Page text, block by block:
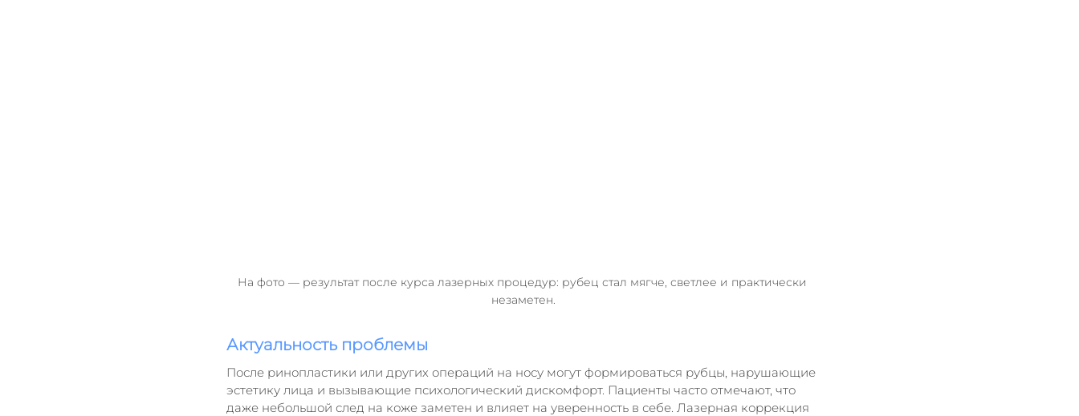
На фото — результат после курса лазерных процедур: рубец стал мягче, светлее и практически
незаметен.
Актуальность проблемы
После ринопластики или других операций на носу могут формироваться рубцы, нарушающие
эстетику лица и вызывающие психологический дискомфорт. Пациенты часто отмечают, что
даже небольшой след на коже заметен и влияет на уверенность в себе. Лазерная коррекция